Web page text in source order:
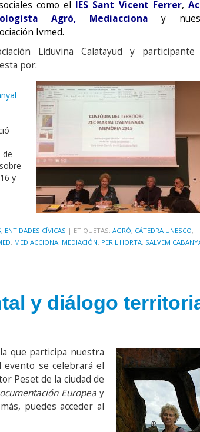
como el IES Sant Vicent Ferrer,
Agró, Mediacciona
y
Ivmed.
Liduvina Calatayud y participante
por:
de
y
, ENTIDADES CÍVICAS | ETIQUETAS: AGRÓ, CÁTEDRA UNESCO,
, MEDIACCIONA, MEDIACIÓN, PER L'HORTA, SALVEM
y diálogo
que participa nuestra
evento se celebrará el
Peset de la ciudad de
Europea y
puedes acceder al